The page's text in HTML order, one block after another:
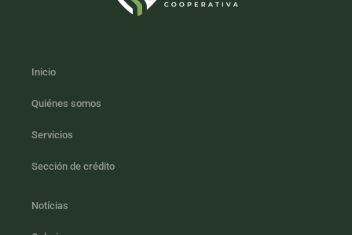
Inicio
Quiénes somos
Servicios
Sección de crédito
Notícias